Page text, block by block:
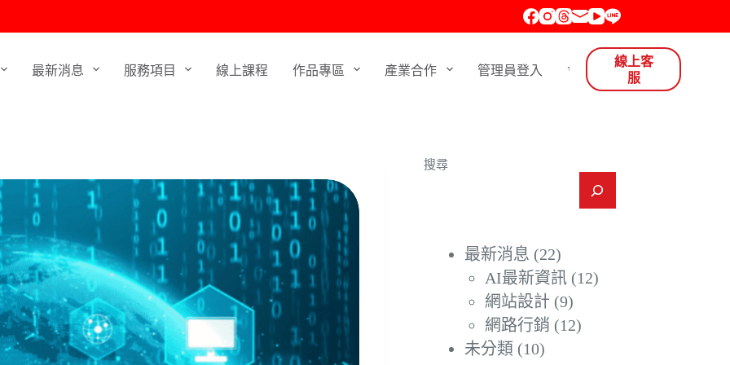
最新消息 服務項目 線上課程 作品專區 產業合作 管理員登入 會員登入
線上客
服
搜尋
最新消息 (22)
AI最新資訊(12)
網站設計 (9)
網路行銷 (12)
未分類 (10)